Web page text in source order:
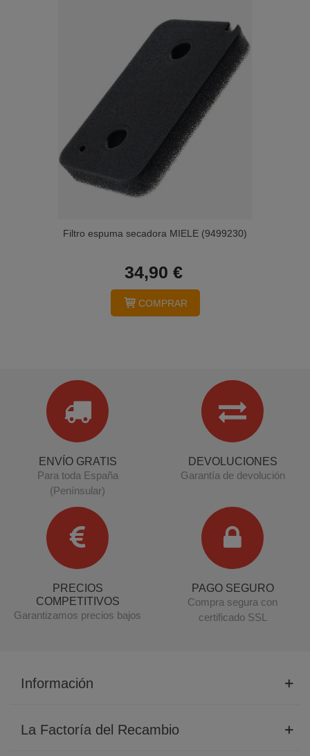
Filtro espuma secadora MIELE (9499230)
34,90 €
COMPRAR
ENVÍO GRATIS
Para toda España
(Penínsular)
DEVOLUCIONES
Garantía de devolución
PRECIOS
COMPETITIVOS
Garantizamos precios bajos
PAGO SEGURO
Compra segura con
certificado SSL
Información
La Factoría del Recambio